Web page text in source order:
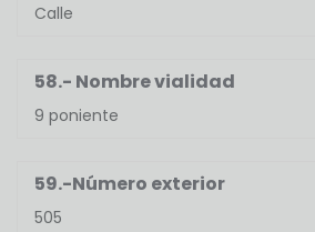
Calle
58.- Nombre vialidad
9 poniente
59.-Número exterior
505